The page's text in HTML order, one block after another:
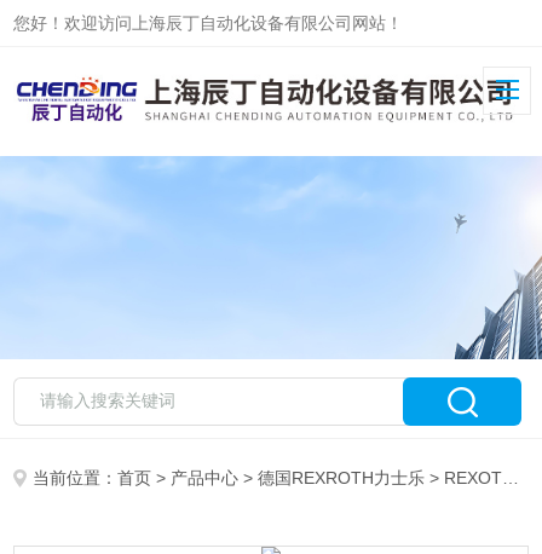
您好！欢迎访问上海辰丁自动化设备有限公司网站！
当前位置：首页 > 产品中心 >德国REXROTH力士乐 > REXOTH力士乐电磁阀